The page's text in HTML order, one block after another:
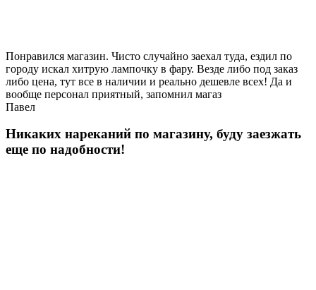
Понравился магазин. Чисто случайно заехал туда, ездил по
городу искал хитрую лампочку в фару. Везде либо под заказ
либо цена, тут все в наличии и реально дешевле всех! Да и
вообще персонал приятный, запомнил магаз
Павел
Никаких нареканий по магазину, буду заезжать
еще по надобности!